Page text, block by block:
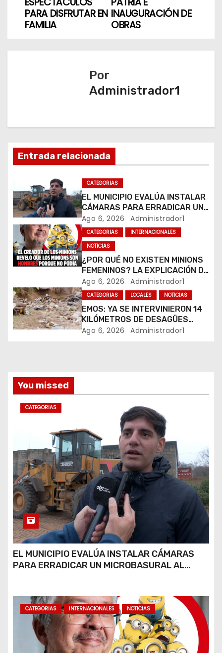
ó
n
d
e
e
n
t
r
a
d
a
INAUGURACIÓN DE
OBRAS
PARA DISFRUTAR EN
FAMILIA
Por
Administrador1
Entrada relacionada
CATEGORIAS
EL MUNICIPIO EVALÚA INSTALAR
CÁMARAS PARA ERRADICAR UN
MICROBASURAL AL FINAL DE
CALLE CARDARELLI
Ago 6, 2026 Administrador1
CATEGORIAS
INTERNACIONALES
NOTICIAS
¿POR QUÉ NO EXISTEN MINIONS
FEMENINOS? LA EXPLICACIÓN DE
SU CREADOR QUE VOLVIÓ A
VIRALIZARSE
Ago 6, 2026 Administrador1
CATEGORIAS LOCALES NOTICIAS
EMOS: YA SE INTERVINIERON 14
KILÓMETROS DE DESAGÜES
PLUVIALES
Ago 6, 2026 Administrador1
You missed
CATEGORIAS
EL MUNICIPIO EVALÚA INSTALAR CÁMARAS
PARA ERRADICAR UN MICROBASURAL AL
CATEGORIAS INTERNACIONALES NOTICIAS